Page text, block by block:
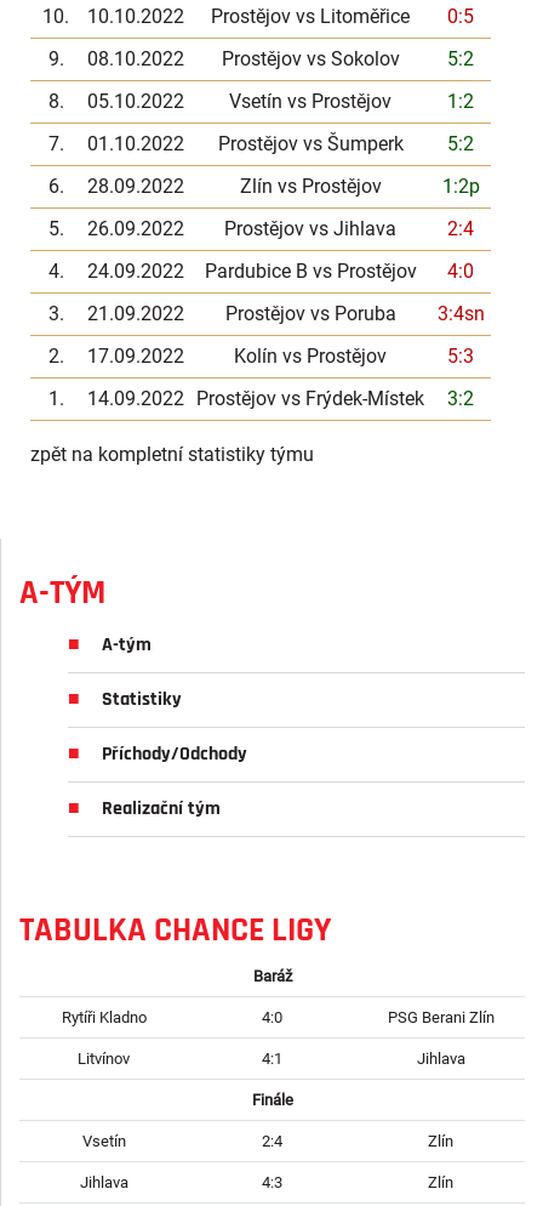
10.
10.10.2022 Prostějov vs Litoměřice
0:5
9.
08.10.2022 Prostějov vs Sokolov
5:2
8.
05.10.2022 Vsetín vs Prostějov
1:2
7.
01.10.2022 Prostějov vs Šumperk
5:2
6.
28.09.2022 Zlín vs Prostějov
1:2p
5.
26.09.2022 Prostějov vs Jihlava
2:4
4.
24.09.2022 Pardubice B vs Prostějov
4:0
3.
21.09.2022 Prostějov vs Poruba
3:4sn
2.
17.09.2022 Kolín vs Prostějov
5:3
1.
14.09.2022 Prostějov vs Frýdek-Místek 3:2
zpět na kompletní statistiky týmu
A-TÝM
A-tým
Statistiky
Příchody/Odchody
Realizační tým
TABULKA CHANCE LIGY
Baráž
Rytíři Kladno 4:0 PSG Berani Zlín
Litvínov 4:1 Jihlava
Finále
Vsetín 2:4 Zlín
Jihlava 4:3 Zlín